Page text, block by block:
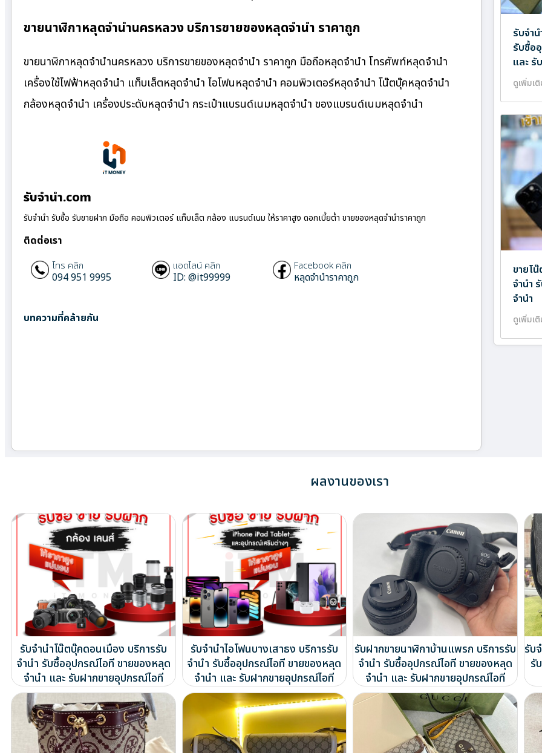
ขายนาฬิกาหลุดจำนำนครหลวง บริการขายของหลุดจำนำ ราคาถูก
ขายนาฬิกาหลุดจำนำนครหลวง บริการขายของหลุดจำนำ ราคาถูก มือถือหลุดจำนำ โทรศัพท์หลุดจำนำ
เครื่องใช้ไฟฟ้าหลุดจำนำ แท็บเล็ตหลุดจำนำ ไอโฟนหลุดจำนำ คอมพิวเตอร์หลุดจำนำ โน๊ตบุ๊คหลุดจำนำ
กล้องหลุดจำนำ เครื่องประดับหลุดจำนำ กระเป๋าแบรนด์เนมหลุดจำนำ ของแบรนด์เนมหลุดจำนำ
รับจํานํา.com
รับจำนำ รับซื้อ รับขายฝาก มือถือ คอมพิวเตอร์ แท็บเล็ต กล้อง แบรนด์เนม ให้ราคาสูง ดอกเบี้ยต่ำ ขายของหลุดจำนำราคาถูก
ติดต่อเรา
โทร คลิก
094 951 9995
แอดไลน์ คลิก
ID: @it99999
Facebook คลิก
หลุดจำนำราคาถูก
บทความที่คล้ายกัน
รับจำ
รับซื้อ
และ รั
ดูเพิ่มเ
ขายโ
จำนำ
จำนำ
ดูเพิ่มเ
ผลงานของเรา
รับจำนำโน๊ตบุ๊คดอนเมือง บริการรับ
จำนำ รับซื้ออุปกรณ์ไอที ขายของหลุด
จำนำ และ รับฝากขายอุปกรณ์ไอที
รับจำนำไอโฟนบางเสาธง บริการรับ
จำนำ รับซื้ออุปกรณ์ไอที ขายของหลุด
จำนำ และ รับฝากขายอุปกรณ์ไอที
รับฝากขายนาฬิกาบ้านแพรก บริการรับ
จำนำ รับซื้ออุปกรณ์ไอที ขายของหลุด
จำนำ และ รับฝากขายอุปกรณ์ไอที
รับ
รั